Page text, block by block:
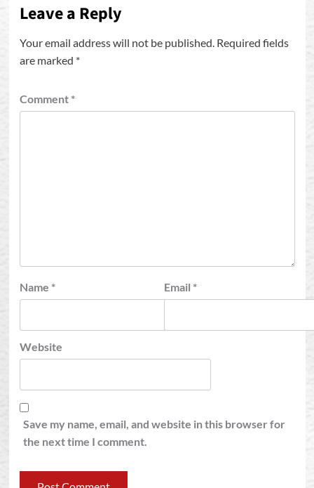
Leave a Reply
Your email address will not be published. Required fields
are marked *
Comment *
Name * Email *
Website
Save my name, email, and website in this browser for
the next time I comment.